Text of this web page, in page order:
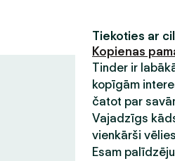
Tiekoties ar
Kopienas
Tinder ir
kopīgām
čatot par
Vajadzīgs
vienkārši
Esam